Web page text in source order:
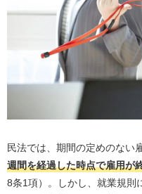
支払い・契約を済ま
退職当日は常に連
私物を郵送してもら
退職後に必要となる
即日退職を実現するなら
「明日から行かない」を
退職代行Jobs
退職代行オイトマ
民法では、期間の定めのない
週間を経過した時点で雇用が
8条1項）。しかし、就業規則